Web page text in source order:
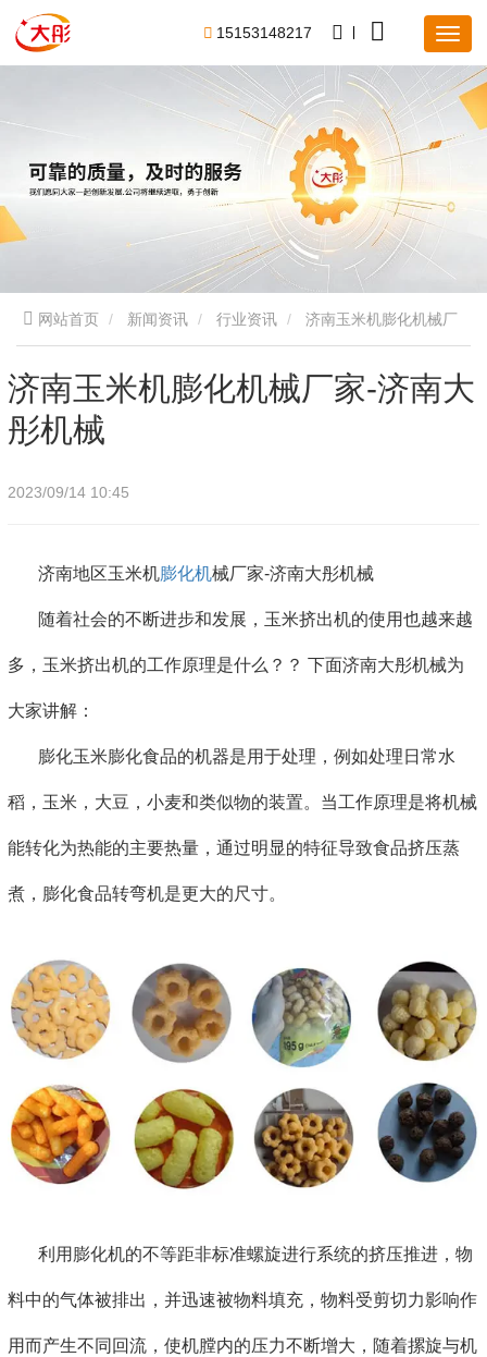
15153148217
网站首页 新闻资讯 行业资讯
家-济南大彤机械
济南玉米机膨化机械厂家-济南大
彤机械
2023/09/14 10:45
济南地区玉米机膨化机械厂家-济南大彤机械
随着社会的不断进步和发展，玉米挤出机的使用也越来越
多，玉米挤出机的工作原理是什么？？ 下面济南大彤机械为
大家讲解：
膨化玉米膨化食品的机器是用于处理，例如处理日常水
稻，玉米，大豆，小麦和类似物的装置。当工作原理是将机械
能转化为热能的主要热量，通过明显的特征导致食品挤压蒸
煮，膨化食品转弯机是更大的尺寸。
利用膨化机的不等距非标准螺旋进行系统的挤压推进，物
料中的气体被排出，并迅速被物料填充，物料受剪切力影响作
用而产生不同回流，使机膛内的压力不断增大，随着摞旋与机